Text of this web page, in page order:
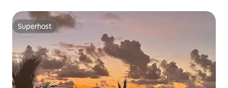
Superhost
Superhost